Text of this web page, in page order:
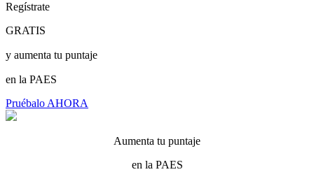
Regístrate
GRATIS
y aumenta tu puntaje
en la PAES
Pruébalo AHORA
Aumenta tu puntaje
en la PAES